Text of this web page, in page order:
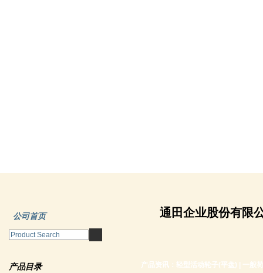
公司首页
产品目录
通田企业股份有限
产品资讯：轻型活动轮子(平盘) | 一般